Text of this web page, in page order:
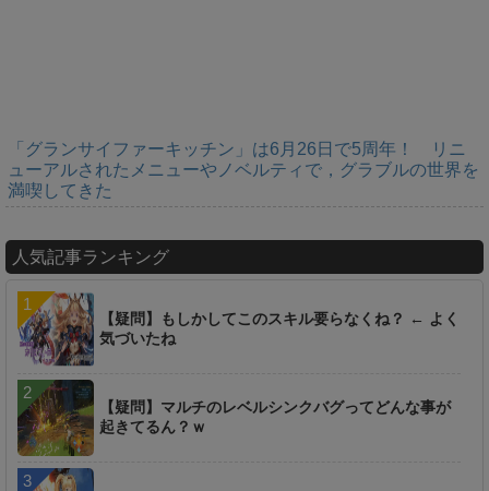
「グランサイファーキッチン」は6月26日で5周年！ リニ
ューアルされたメニューやノベルティで，グラブルの世界を
満喫してきた
人気記事ランキング
【疑問】もしかしてこのスキル要らなくね？ ← よく
気づいたね
【疑問】マルチのレベルシンクバグってどんな事が
起きてるん？ｗ